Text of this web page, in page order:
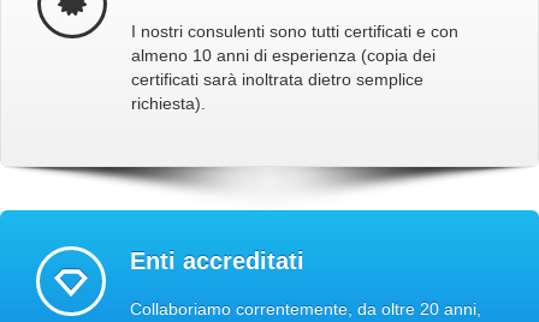
I nostri consulenti sono tutti certificati e con
almeno 10 anni di esperienza (copia dei
certificati sarà inoltrata dietro semplice
richiesta).
Enti accreditati
Collaboriamo correntemente, da oltre 20 anni,